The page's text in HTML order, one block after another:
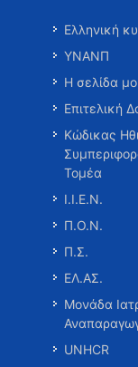
Ελληνική
ΥΝΑΝΠ
Η σελίδα
Επιτελική
Κώδικας
Τομέα
Ι.Ι.Ε.Ν.
Π.Ο.Ν.
Π.Σ.
ΕΛ.ΑΣ.
Μονάδα
UNHCR